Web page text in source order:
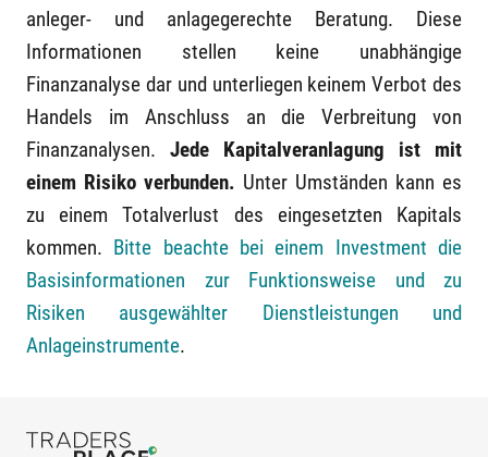
anleger- und anlagegerechte Beratung. Diese
Informationen stellen keine unabhängige
Finanzanalyse dar und unterliegen keinem Verbot des
Handels im Anschluss an die Verbreitung von
Finanzanalysen. Jede Kapitalveranlagung ist mit
einem Risiko verbunden. Unter Umständen kann es
zu einem Totalverlust des eingesetzten Kapitals
kommen. Bitte beachte bei einem Investment die
Basisinformationen zur Funktionsweise und zu
Risiken ausgewählter Dienstleistungen und
Anlageinstrumente.